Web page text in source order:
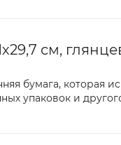
см,
бумага, которая
упаковок и